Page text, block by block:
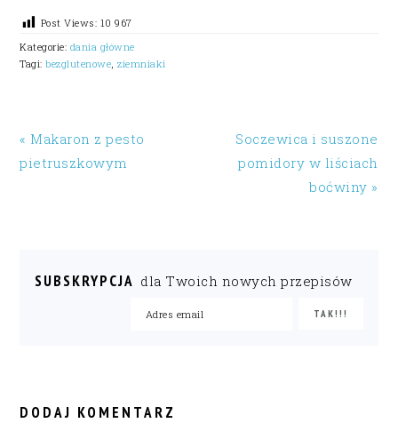
Post Views: 10 967
Kategorie: dania główne
Tagi:bezglutenowe,ziemniaki
« Makaron z pesto
pietruszkowym
Soczewica i suszone
pomidory w liściach
boćwiny »
SUBSKRYPCJA dla Twoich nowych przepisów
INTERACTIONS
DODAJ KOMENTARZ